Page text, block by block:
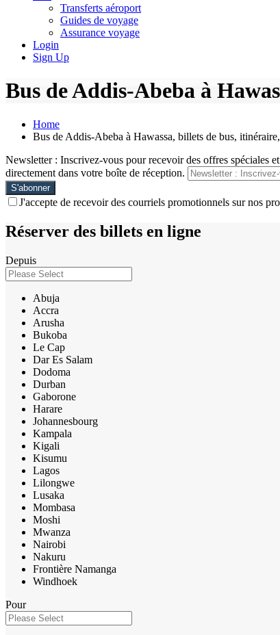
Transferts aéroport
Guides de voyage
Assurance voyage
Login
Sign Up
Bus de Addis-Abeba à
Home
Bus de Addis-Abeba à Hawassa, billets de bus,
Newsletter : Inscrivez-vous pour recevoir des offres spéciales
directement dans votre boîte de réception.
J'accepte de recevoir des courriels promotionnels sur nos
Réserver des billets en ligne
Depuis
Abuja
Accra
Arusha
Bukoba
Le Cap
Dar Es Salam
Dodoma
Durban
Gaborone
Harare
Johannesbourg
Kampala
Kigali
Kisumu
Lagos
Lilongwe
Lusaka
Mombasa
Moshi
Mwanza
Nairobi
Nakuru
Frontière Namanga
Windhoek
Pour